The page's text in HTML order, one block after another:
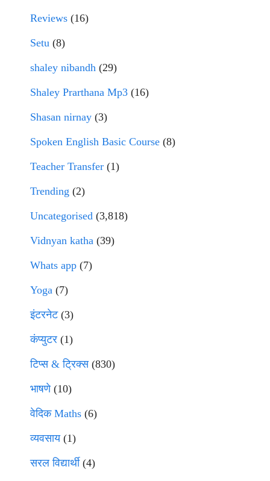
Reviews (16)
Setu (8)
shaley nibandh (29)
Shaley Prarthana Mp3 (16)
Shasan nirnay (3)
Spoken English Basic Course (8)
Teacher Transfer (1)
Trending (2)
Uncategorised (3,818)
Vidnyan katha (39)
Whats app (7)
Yoga (7)
इंटरनेट(3)
कंप्युटर (1)
टिप्स & ट्रिक्स(830)
भाषणे(10)
वेदिक Maths (6)
व्यवसाय(1)
सरल विद्यार्थी(4)